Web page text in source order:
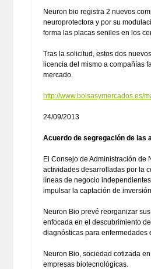
Neuron bio registra 2 nuevos
neuroprotectora y por su
forma las placas seniles en los
Tras la solicitud, estos dos
licencia del mismo a compañías
mercado.
http://www.bolsasymercados.es/
24/09/2013
Acuerdo de segregación de las
El Consejo de Administración de
actividades desarrolladas por la
líneas de negocio
impulsar la captación de
Neuron Bio prevé reorganizar
enfocada en el descubrimiento
diagnósticas para enfermedades
Neuron Bio, sociedad cotizada
empresas biotecnológicas.